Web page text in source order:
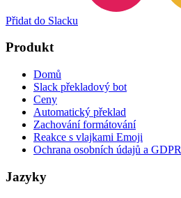
Přidat do Slacku
Produkt
Domů
Slack překladový bot
Ceny
Automatický překlad
Zachování formátování
Reakce s vlajkami Emoji
Ochrana osobních údajů a GDPR
Jazyky